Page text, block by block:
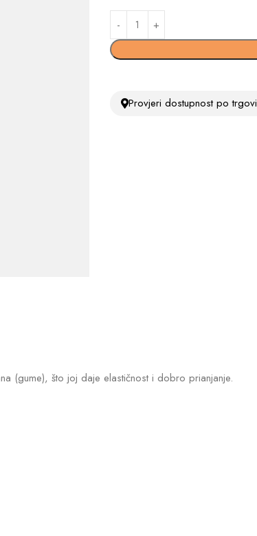
Provjeri dostupnost po
(gume), što joj daje elastičnost i dobro prianjanje.